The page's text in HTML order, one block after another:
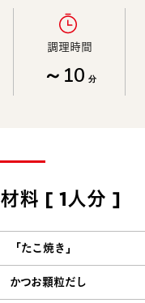
調理時間​
～10 分
材料 [ 1人分 ]
「たこ焼き」
かつお顆粒だし